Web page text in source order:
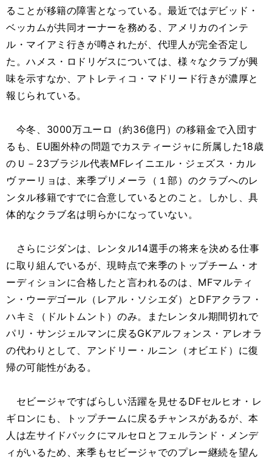
ることが移籍の障害となっている。最近ではデビッド・
ベッカムが共同オーナーを務める、アメリカのインテ
ル・マイアミ行きが噂されたが、代理人が完全否定し
た。ハメス・ロドリゲスについては、様々なクラブが興
味を示すなか、アトレティコ・マドリード行きが濃厚と
報じられている。
今冬、3000万ユーロ（約36億円）の移籍金で入団す
るも、EU圏外枠の問題でカスティージャに所属した18歳
のＵ－23ブラジル代表MFレイニエル・ジェズス・カル
ヴァーリョは、来季プリメーラ（１部）のクラブへのレ
ンタル移籍ですでに合意しているとのこと。しかし、具
体的なクラブ名は明らかになっていない。
さらにジダンは、レンタル14選手の将来を決める仕事
に取り組んでいるが、現時点で来季のトップチーム・オ
ーディションに合格したと言われるのは、MFマルティ
ン・ウーデゴール（レアル・ソシエダ）とDFアクラフ・
ハキミ（ドルトムント）のみ。またレンタル期間切れで
パリ・サンジェルマンに戻るGKアルフォンス・アレオラ
の代わりとして、アンドリー・ルニン（オビエド）に復
帰の可能性がある。
セビージャですばらしい活躍を見せるDFセルヒオ・レ
ギロンにも、トップチームに戻るチャンスがあるが、本
人は左サイドバックにマルセロとフェルランド・メンデ
ィがいるため、来季もセビージャでのプレー継続を望ん